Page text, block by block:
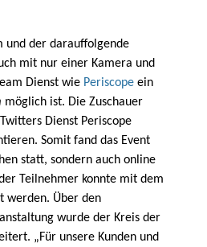
und der darauffolgende
mit nur einer Kamera und
Dienst wie Periscope ein
möglich ist. Die Zuschauer
Dienst Periscope
Somit fand das Event
statt, sondern auch online
Teilnehmer konnte mit dem
werden. Über den
wurde der Kreis der
„Für unsere Kunden und